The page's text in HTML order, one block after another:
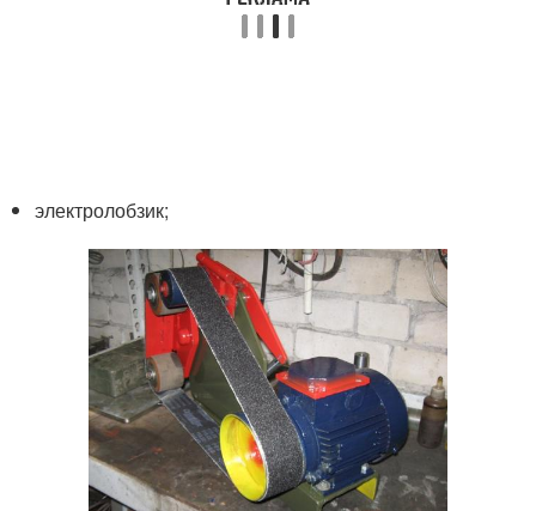
электролобзик;